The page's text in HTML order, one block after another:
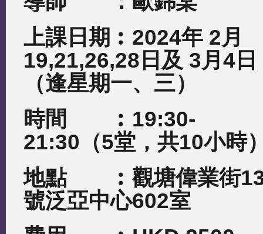
上課日期︰ 2024年 2月
19,21,26,28 日及 3月 4 日
（逢星期一、三）
時間 ︰ 19:30-
21:30 （5堂，共10小時
地點 ︰觀塘偉業街
號泛亞中心602室